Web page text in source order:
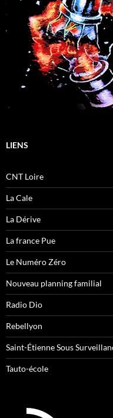
LIENS
CNT Loire
La Cale
La Dérive
La france Pue
Le Numéro Zéro
Nouveau planning familial
Radio Dio
Rebellyon
Saint-Étienne Sous
Tauto-école